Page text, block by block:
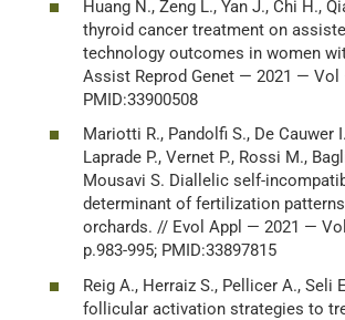
Huang N., Zeng L., Yan J., Chi H.,
thyroid cancer treatment on
technology outcomes in women
Assist Reprod Genet — 2021 —
PMID:33900508
Mariotti R., Pandolfi S., De Cauwer
Laprade P., Vernet P., Rossi M.,
Mousavi S. Diallelic self-
determinant of fertilization
orchards. // Evol Appl — 2021 —
p.983-995; PMID:33897815
Reig A., Herraiz S., Pellicer A., Seli
follicular activation strategies to